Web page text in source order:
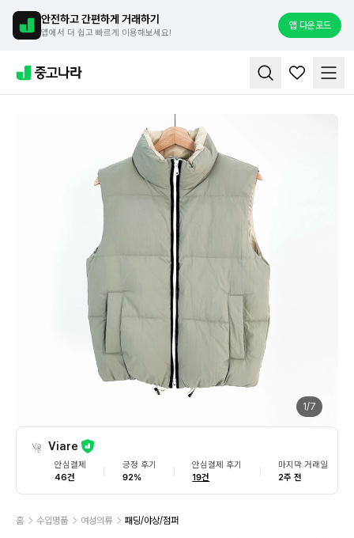
안전하고 간편하게 거래하기
앱에서 더 쉽고 빠르게 이용해보세요!
앱 다운로드
1/7
Viare
안심결제
46건
긍정 후기
92%
안심결제 후기
19건
마지막 거래일
2주 전
홈 수입명품 여성의류 패딩/야상/점퍼